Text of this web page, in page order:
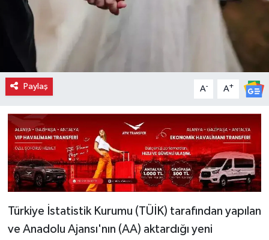
Paylaş A- A+
Türkiye İstatistik Kurumu (TÜİK) tarafından yapılan
ve Anadolu Ajansı'nın (AA) aktardığı yeni